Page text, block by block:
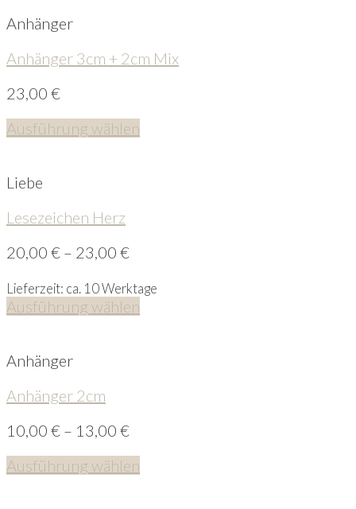
Anhänger
Anhänger 3cm + 2cm Mix
23,00 €
Ausführung wählen
Liebe
Lesezeichen Herz
20,00 € – 23,00 €
Lieferzeit: ca. 10 Werktage
Ausführung wählen
Anhänger
Anhänger 2cm
10,00 € – 13,00 €
Ausführung wählen